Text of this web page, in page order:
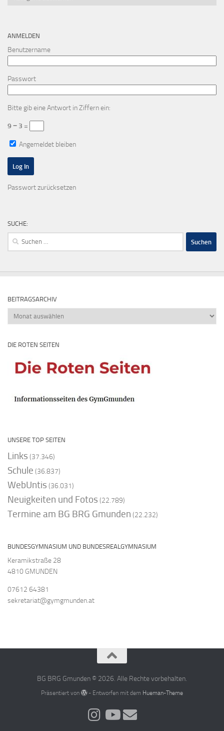
ANMELDEN
Benutzername
Passwort
Bitte gib eine Antwort in Ziffern ein:
9 − 3 =
Angemeldet bleiben
Passwort zurücksetzen
SUCHE:
Suchen
BEITRAGSARCHIV
Beitragsarchiv
DIE ROTEN SEITEN
UNSERE TOP SEITEN
Links (37.346)
Schule (36.837)
WebUntis (36.031)
Neuigkeiten und Fotos (22.789)
Termine am BG BRG Gmunden (22.232)
BUNDESGYMNASIUM UND BUNDESREALGYMNASIUM
Keramikstraße 28
4810 GMUNDEN
07612 64381
sekretariat@gymgmunden.at
BG BRG Gmunden © 2026. Alle Rechte vorbehalten.
Präsentiert von - Entworfen mit dem Hueman-Theme